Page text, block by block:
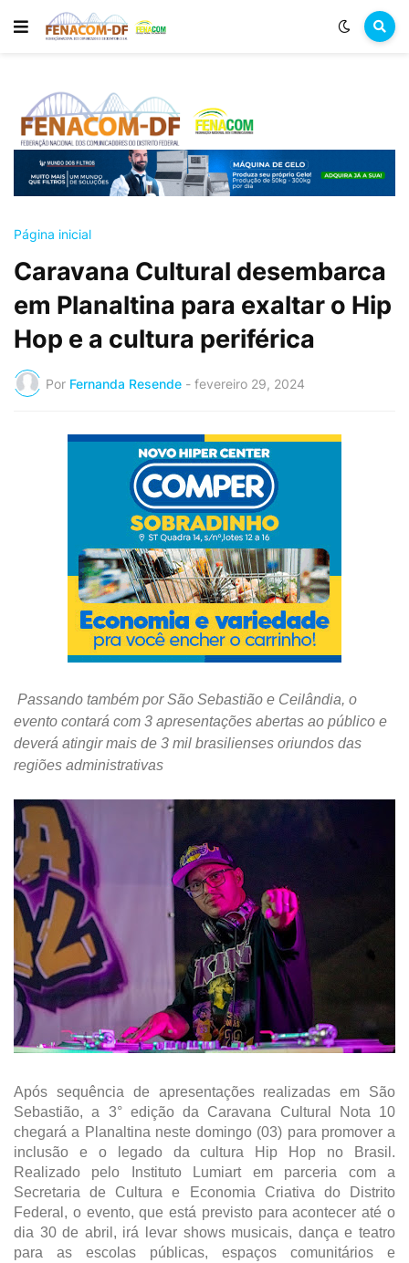
Página inicial
Caravana Cultural desembarca
em Planaltina para exaltar o Hip
Hop e a cultura periférica
Por Fernanda Resende - fevereiro 29, 2024
Passando também por São Sebastião e Ceilândia, o
evento contará com 3 apresentações abertas ao público e
deverá atingir mais de 3 mil brasilienses oriundos das
regiões administrativas
Após sequência de apresentações realizadas em São
Sebastião, a 3° edição da Caravana Cultural Nota 10
chegará a Planaltina neste domingo (03) para promover a
inclusão e o legado da cultura Hip Hop no Brasil.
Realizado pelo Instituto Lumiart em parceria com a
Secretaria de Cultura e Economia Criativa do Distrito
Federal, o evento, que está previsto para acontecer até o
dia 30 de abril, irá levar shows musicais, dança e teatro
para as escolas públicas, espaços comunitários e